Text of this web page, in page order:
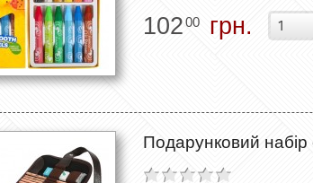
10200 грн.
Подарунковий набір